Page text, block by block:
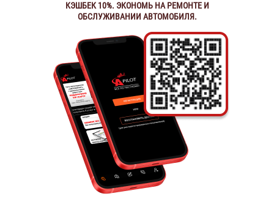
КЭШБЕК 10%. ЭКОНОМЬ НА РЕМОНТЕ И
ОБСЛУЖИВАНИИ АВТОМОБИЛЯ.